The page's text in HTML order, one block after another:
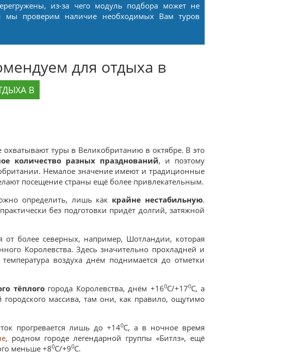
из-за чего модуль подбора может не
мы проверим наличие необходимых Вам туров
для отдыха в
В
туры в Великобританию в октябре. В это
количество разных празднований, и поэтому
Немалое значение имеют и традиционные
посещение страны ещё более привлекательным.
определить, лишь как крайне нестабильную.
без подготовки придёт долгий, затяжной
более северных, например, Шотландии, которая
Королевства. Здесь значительно прохладней и
воздуха днём поднимается до отметки
тёплогогорода Королевства, днём +160С/+170С, а
массива, там они, как правило, ощутимо
прогревается лишь до +140С, а в ночное время
, родном городе легендарной группы «Битлз», ещё
меньше +80С/+90С.